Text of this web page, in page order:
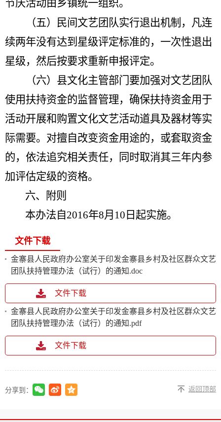
节庆活动由乡镇统一组织。
（五）民间文艺团队实行退出机制，凡连
续两年没有达到星级评定标准的，一次性退出
星级，然后按要求重新申报评定。
（六）县文化主管部门要加强对文艺团队
使用扶持资金的监督管理，确保扶持资金用于
活动开展和购置文化文艺活动道具及器材等实
际需要。对擅自改变资金用途的，或套取资金
的，依法追究相关责任，同时取消其三年内参
加评估定级的资格。
六、附则
本办法自2016年8月 10 日起实施。
文件下载
金寨县人民政府办公室关于印发金寨县乡村及社区群众文艺
团队扶持管理办法（试行）的通知.doc
文件下载
金寨县人民政府办公室关于印发金寨县乡村及社区群众文艺
团队扶持管理办法（试行）的通知.pdf
文件下载
分享到： 返回顶部